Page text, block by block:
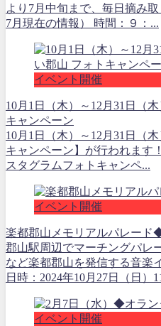
より7月中旬まで、毎日摘み
7月現在の情報） 時間：９：...
イベント開催
10月1日（木）～12月31日（
キャンペーン
10月1日（木）～12月31日（
キャンペーン】が行われま
スタグラムフォトキャンペ...
イベント開催
楽都郡山メモリアルパレード
郡山駅周辺でマーチングパレ
など楽都郡山を発信する音楽
日時：2024年10月27日（日）
イベント開催